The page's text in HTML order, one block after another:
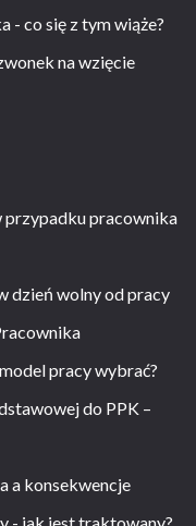
- co się z tym wiąże?
na wzięcie
przypadku pracownika
dzień wolny od pracy
pracy wybrać?
do PPK –
a konsekwencje